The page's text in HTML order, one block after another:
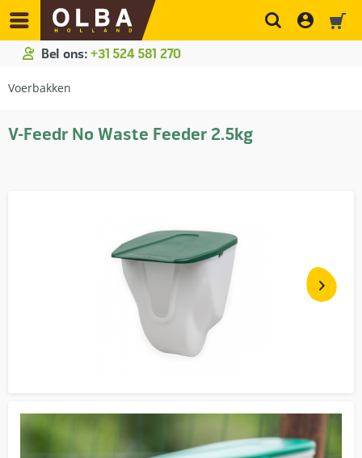
Bel ons: +31 524 581 270
Voerbakken
V-Feedr No Waste Feeder 2.5kg